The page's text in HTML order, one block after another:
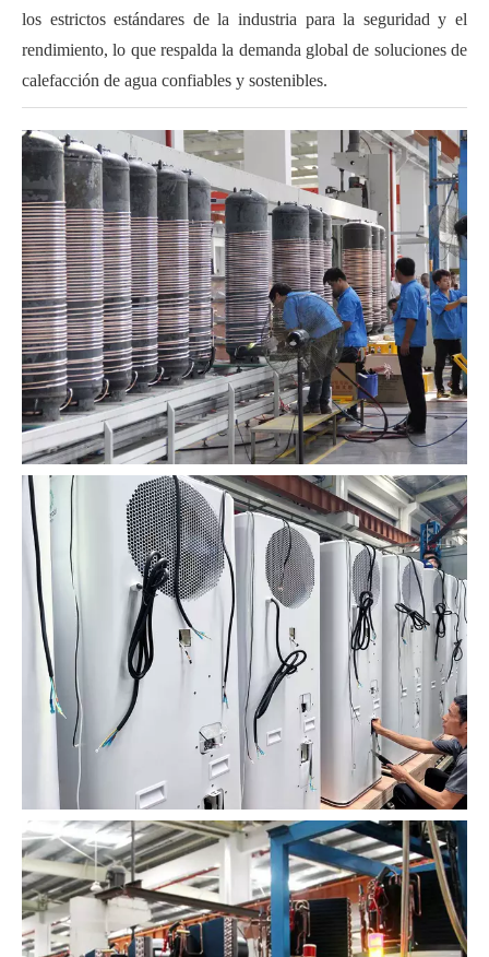
los estrictos estándares de la industria para la seguridad y el
rendimiento, lo que respalda la demanda global de soluciones de
calefacción de agua confiables y sostenibles.